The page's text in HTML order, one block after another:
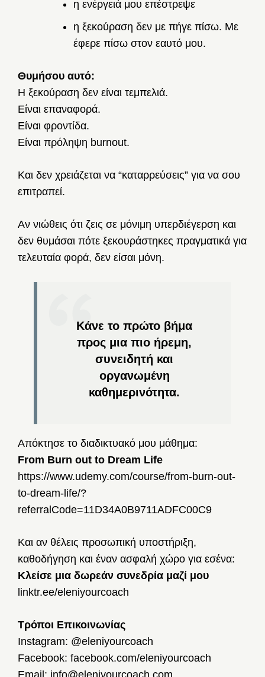
η ενέργειά μου επέστρεψε
η ξεκούραση δεν με πήγε πίσω. Με
έφερε πίσω στον εαυτό μου.
Θυμήσου αυτό:
Η ξεκούραση δεν είναι τεμπελιά.
Είναι επαναφορά.
Είναι φροντίδα.
Είναι πρόληψη burnout.
Και δεν χρειάζεται να “καταρρεύσεις” για να σου
επιτραπεί.
Αν νιώθεις ότι ζεις σε μόνιμη υπερδιέγερση και
δεν θυμάσαι πότε ξεκουράστηκες πραγματικά για
τελευταία φορά, δεν είσαι μόνη.
Κάνε το πρώτο βήμα
προς μια πιο ήρεμη,
συνειδητή και
οργανωμένη
καθημερινότητα.
Απόκτησε το διαδικτυακό μου μάθημα:
From Burn out to Dream Life
https://www.udemy.com/course/from-burn-out-
to-dream-life/?
referralCode=11D34A0B9711ADFC00C9
Και αν θέλεις προσωπική υποστήριξη,
καθοδήγηση και έναν ασφαλή χώρο για εσένα:
Κλείσε μια δωρεάν συνεδρία μαζί μου
linktr.ee/eleniyourcoach
Τρόποι Επικοινωνίας
Instagram: @eleniyourcoach
Facebook: facebook.com/eleniyourcoach